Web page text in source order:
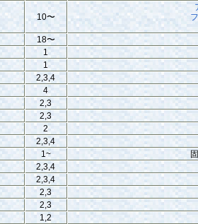
10〜
18〜
1
1
2,3,4
4
2,3
2,3
2
2,3,4
1~
2,3,4
2,3,4
2,3
2,3
1,2